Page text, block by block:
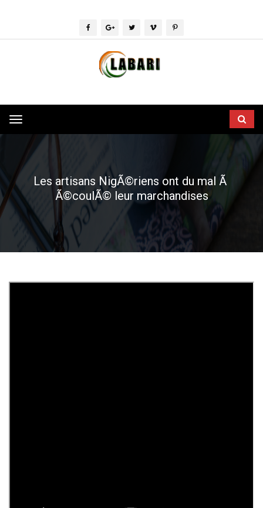
Toggle
navigation
Les artisans NigÃ©riens ont du mal Ã
Ã©coulÃ© leur marchandises